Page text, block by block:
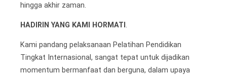
hingga akhir zaman.
HADIRIN YANG KAMI HORMATI
Kami pandang pelaksanaan Pelatihan Pendidikan
Tingkat Internasional, sangat tepat untuk dijadikan
momentum bermanfaat dan berguna, dalam upaya